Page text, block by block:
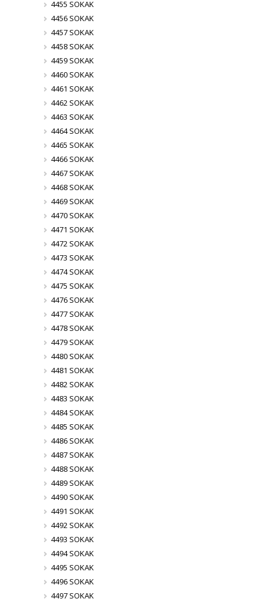
4455 SOKAK
4456 SOKAK
4457 SOKAK
4458 SOKAK
4459 SOKAK
4460 SOKAK
4461 SOKAK
4462 SOKAK
4463 SOKAK
4464 SOKAK
4465 SOKAK
4466 SOKAK
4467 SOKAK
4468 SOKAK
4469 SOKAK
4470 SOKAK
4471 SOKAK
4472 SOKAK
4473 SOKAK
4474 SOKAK
4475 SOKAK
4476 SOKAK
4477 SOKAK
4478 SOKAK
4479 SOKAK
4480 SOKAK
4481 SOKAK
4482 SOKAK
4483 SOKAK
4484 SOKAK
4485 SOKAK
4486 SOKAK
4487 SOKAK
4488 SOKAK
4489 SOKAK
4490 SOKAK
4491 SOKAK
4492 SOKAK
4493 SOKAK
4494 SOKAK
4495 SOKAK
4496 SOKAK
4497 SOKAK